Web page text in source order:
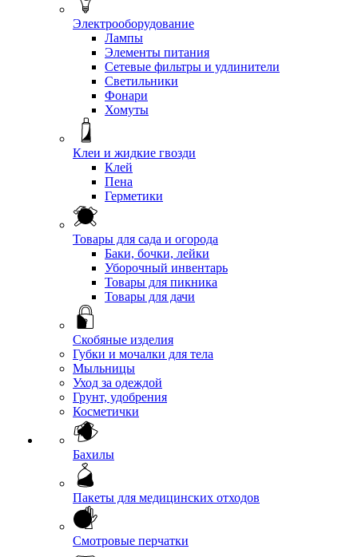
Электрооборудование
Лампы
Элементы питания
Сетевые фильтры и удлинители
Светильники
Фонари
Хомуты
Клеи и жидкие гвозди
Клей
Пена
Герметики
Товары для сада и огорода
Баки, бочки, лейки
Уборочный инвентарь
Товары для пикника
Товары для дачи
Скобяные изделия
Губки и мочалки для тела
Мыльницы
Уход за одеждой
Грунт, удобрения
Косметички
Бахилы
Пакеты для медицинских отходов
Смотровые перчатки